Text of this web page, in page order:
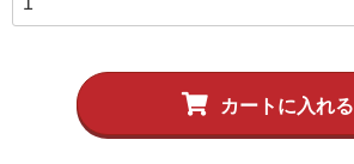
まるでお好み焼き
カートに入れる